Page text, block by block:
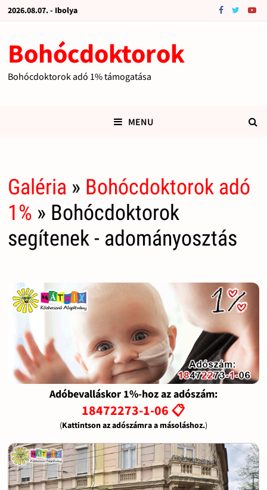
2026.08.07. - Ibolya
Bohócdoktorok
Bohócdoktorok adó 1% támogatása
MENU
Galéria » Bohócdoktorok adó
1% » Bohócdoktorok
segítenek - adományosztás
Adóbevalláskor 1%-hoz az adószám:
18472273-1-06 📋
(Kattintson az adószámra a másoláshoz.)